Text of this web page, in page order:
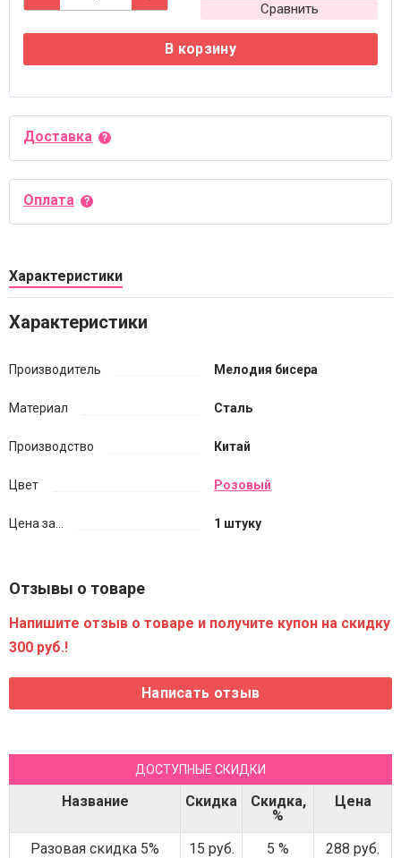
Сравнить
В корзину
Доставка
Оплата
Характеристики
Характеристики
Производитель Мелодия бисера
Материал Сталь
Производство Китай
Цвет Розовый
Цена за... 1 штуку
Отзывы о товаре
Напишите отзыв о товаре и получите купон на скидку
300 руб.!
ДОСТУПНЫЕ СКИДКИ
Название Скидка
Скидка,
%
Цена
Разовая скидка 5% 15 руб. 5 %
288 руб.